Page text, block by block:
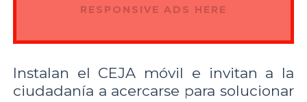
RESPONSIVE ADS HERE
Instalan el CEJA móvil e invitan a la
ciudadanía a acercarse para solucionar